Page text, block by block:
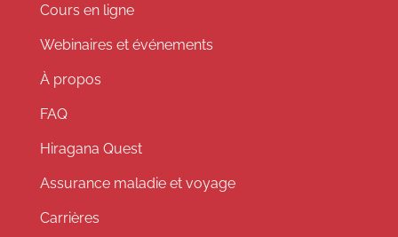
Cours en ligne
Webinaires et événements
À propos
FAQ
Hiragana Quest
Assurance maladie et voyage
Carrières